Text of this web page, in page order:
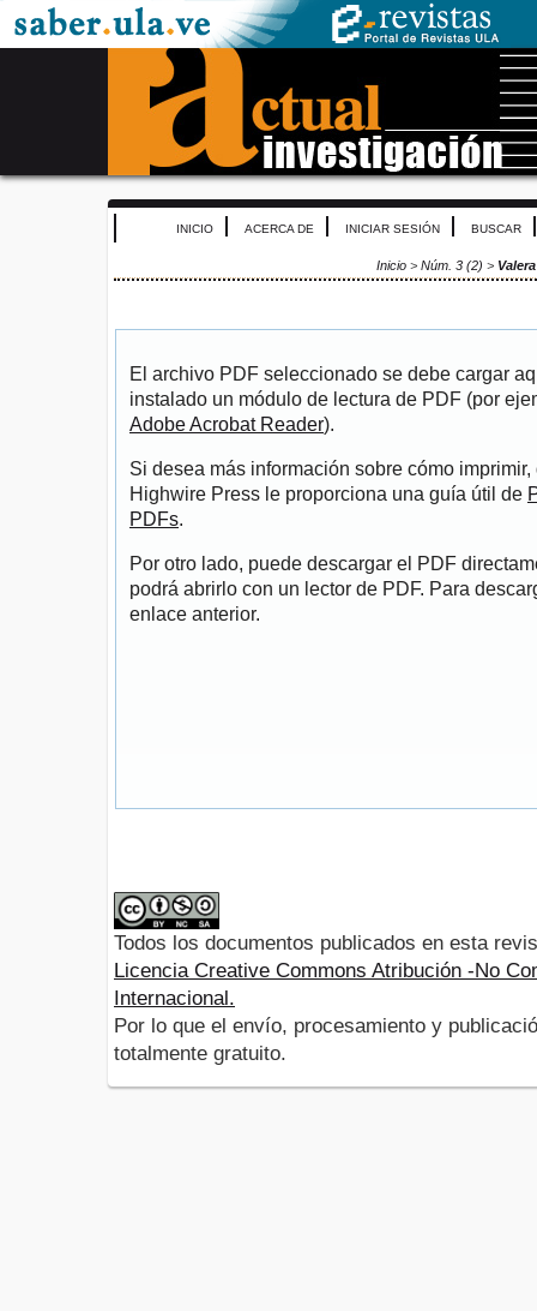
INICIO ACERCA DE INICIAR SESIÓN BUSCAR
Inicio > Núm. 3 (2) >
El archivo PDF seleccionado se debe cargar
instalado un módulo de lectura de PDF (por
Adobe Acrobat Reader).
Si desea más información sobre cómo
Highwire Press le proporciona una guía útil de
PDFs.
Por otro lado, puede descargar el PDF
podrá abrirlo con un lector de PDF. Para
enlace anterior.
Todos los documentos publicados en esta
Licencia Creative Commons Atribución -No
Internacional.
Por lo que el envío, procesamiento y
totalmente gratuito.